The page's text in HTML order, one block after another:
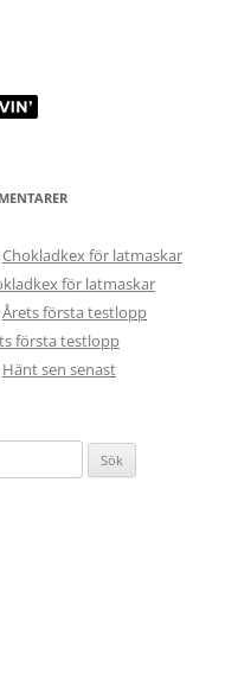
Chokladkex för latmaskar
för latmaskar
Årets första testlopp
första testlopp
Hänt sen senast